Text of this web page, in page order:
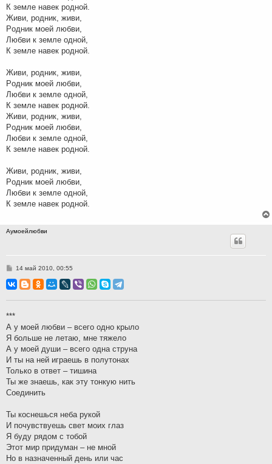
К земле навек pодной.
Живи, pодник, живи,
Pодник моей любви,
Любви к земле одной,
К земле навек родной.
Живи, pодник, живи,
Pодник моей любви,
Любви к земле одной,
К земле навек pодной.
Живи, pодник, живи,
Pодник моей любви,
Любви к земле одной,
К земле навек pодной.
Живи, pодник, живи,
Pодник моей любви,
Любви к земле одной,
К земле навек pодной.
Аумоейлюбви
С
о
б
н
е
14 май 2010, 00:55
***
А у моей любви – всего одно крыло
Я больше не летаю, мне тяжело
А у моей души – всего одна струна
И ты на ней играешь в полутонах
Только в ответ – тишина
Ты же знаешь, как эту тонкую нить
Соединить
Ты коснешься неба рукой
И почувствуешь свет моих глаз
Я буду рядом с тобой
Этот мир придуман – не мной
Но в назначенный день или час